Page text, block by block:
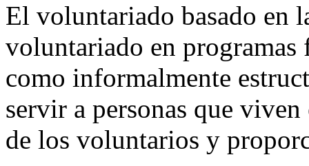
El voluntariado basado en
voluntariado en programas
como informalmente
servir a personas que
de los voluntarios y